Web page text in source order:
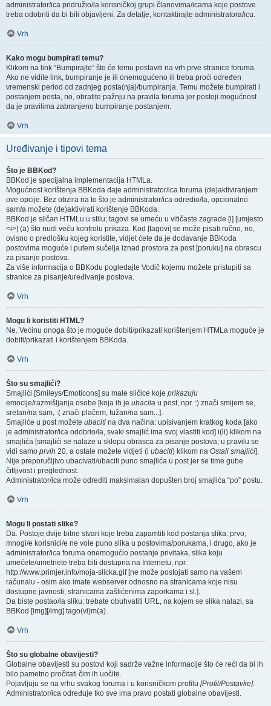
administrator/ica pridružio/la korisničkoj grupi članovima/icama koje postove
treba odobriti da bi bili objavljeni. Za detalje, kontaktirajte administratora/icu.
Vrh
Kako mogu bumpirati temu?
Klikom na link “Bumpirajte” što će temu postaviti na vrh prve stranice foruma.
Ako ne vidite link, bumpiranje je ili onemogućeno ili treba proći određen
vremenski period od zadnjeg posta(nja)/bumpiranja. Temu možete bumpirati i
postanjem posta, no, obratite pažnju na pravila foruma jer postoji mogućnost
da je pravilima zabranjeno bumpiranje postanjem.
Vrh
Uređivanje i tipovi tema
Što je BBKod?
BBKod je specijalna implementacija HTMLa.
Mogućnost korištenja BBKoda daje administrator/ica foruma (de)aktiviranjem
ove opcije. Bez obzira na to što je administrator/ica odredio/la, opcionalno
sam/a možete (de)aktivirati korištenje BBKoda.
BBKod je sličan HTMLu u stilu; tagovi se umeću u vitičaste zagrade [i] [umjesto
<i>] (a) što nudi veću kontrolu prikaza. Kod [tagovi] se može pisati ručno, no,
ovisno o predlošku kojeg koristite, vidjet ćete da je dodavanje BBKoda
postovima moguće i putem sučelja iznad prostora za post [poruku] na obrascu
za pisanje postova.
Za više informacija o BBKodu pogledajte Vodič kojemu možete pristupiti sa
stranice za pisanje/uređivanje postova.
Vrh
Mogu li koristiti HTML?
Ne. Većinu onoga što je moguće dobiti/prikazati korištenjem HTMLa moguće je
dobiti/prikazati i korištenjem BBKoda.
Vrh
Što su smajlići?
Smajlići [Smileys/Emoticons] su male sličice koje prikazuju
emocije/razmišljanja osobe [koja ih je ubacila u post, npr. :) znači smijem se,
sretan/na sam, :( znači plačem, tužan/na sam...].
Smajliće u post možete ubaciti na dva načina: upisivanjem kratkog koda [ako
je administrator/ica odobrio/la, svaki smajlić ima svoj vlastiti kod] i(li) klikom na
smajlića [smajlići se nalaze u sklopu obrasca za pisanje postova; u pravilu se
vidi samo prvih 20, a ostale možete vidjeti (i ubaciti) klikom na Ostali smajlići].
Nije preporučljivo ubacivati/ubaciti puno smajlića u post jer se time gube
čitljivost i preglednost.
Administrator/ica može odrediti maksimalan dopušten broj smajlića “po” postu.
Vrh
Mogu li postati slike?
Da. Postoje dvije bitne stvari koje treba zapamtiti kod postanja slika: prvo,
mnogi/e korisnici/e ne vole puno slika u postovima/porukama, i drugo, ako je
administrator/ica foruma onemogućio postanje privitaka, slika koju
umećete/umetnete treba biti dostupna na Internetu, npr.
http://www.primjer.info/moja-slicka.gif [ne može postojati samo na vašem
računalu - osim ako imate webserver odnosno na stranicama koje nisu
dostupne javnosti, stranicama zaštićenima zaporkama i sl.].
Da biste postao/la sliku: trebate obuhvatiti URL, na kojem se slika nalazi, sa
BBKod [img][/img] tago(vi)m(a).
Vrh
Što su globalne obavijesti?
Globalne obavijesti su postovi koji sadrže važne informacije što će reći da bi ih
bilo pametno pročitati čim ih uočite.
Pojavljuju se na vrhu svakog foruma i u korisničkom profilu [Profil/Postavke].
Administrator/ica određuje tko sve ima pravo postati globalne obavijesti.